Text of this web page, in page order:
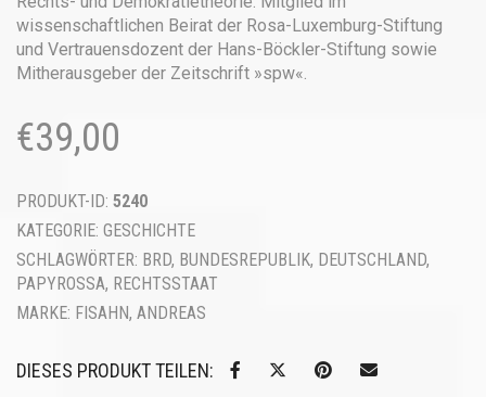
wissenschaftlichen Beirat der Rosa-­Luxemburg-Stiftung
und Vertrauensdozent der Hans-Böckler-Stiftung sowie
Mitherausgeber der Zeitschrift »spw«.
€39,00
PRODUKT-ID: 5240
KATEGORIE: GESCHICHTE
SCHLAGWÖRTER: BRD, BUNDESREPUBLIK, DEUTSCHLAND,
PAPYROSSA, RECHTSSTAAT
MARKE: FISAHN, ANDREAS
DIESES PRODUKT TEILEN: